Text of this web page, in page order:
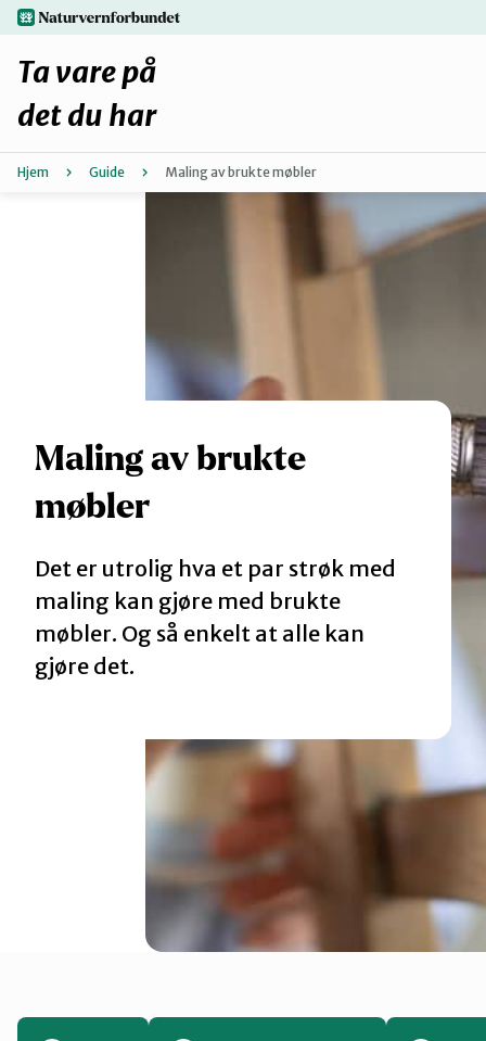
Hopp
til
hovedinnhold
Fiks selv eller finn en reparatør
Forbehold
Hvorfor reparere?
Katalog
Mitt navn
Møt reparatørene
Retten til reparasjon
naturvernforbundet.no
Ta vare på
det du har
Hjem Guide Maling av brukte møbler
Maling av brukte
møbler
Det er utrolig hva et par strøk med
maling kan gjøre med brukte
møbler. Og så enkelt at alle kan
gjøre det.